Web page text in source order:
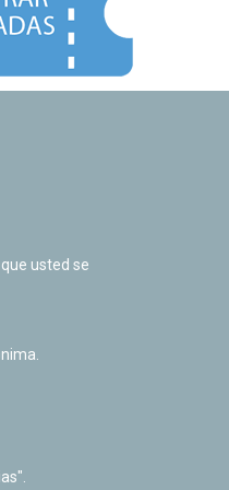
Política de cookies
pública
usted se